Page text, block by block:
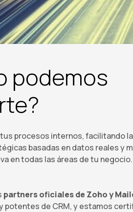
podemos
tus procesos internos, facilitando
basadas en datos reales y
en todas las áreas de tu negocio.
partners oficiales de Zoho y
potentes de CRM, y estamos